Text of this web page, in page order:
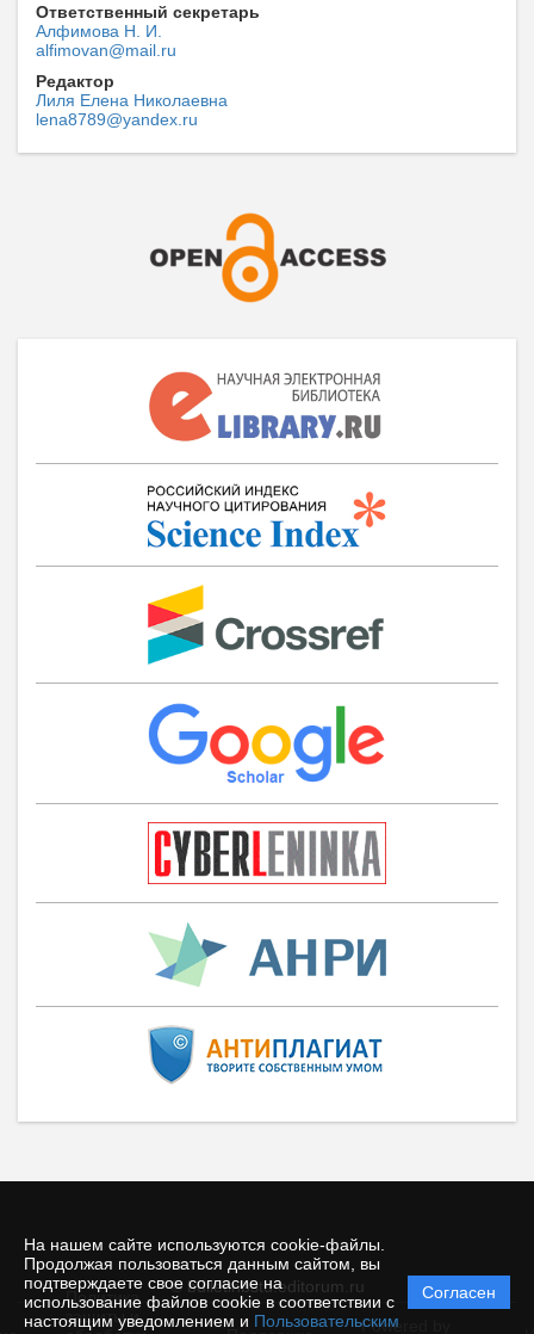
На нашем сайте используются cookie-файлы.
Продолжая пользоваться данным сайтом, вы
подтверждаете свое согласие на
использование файлов cookie в соответствии с
настоящим уведомлением и Пользовательским
Согласен
Ответственный секретарь
Алфимова Н. И.
alfimovan@mail.ru
Редактор
Лиля Елена Николаевна
lena8789@yandex.ru
© bulletinbstu.editorum.ru
Политика
защиты и
Powered by